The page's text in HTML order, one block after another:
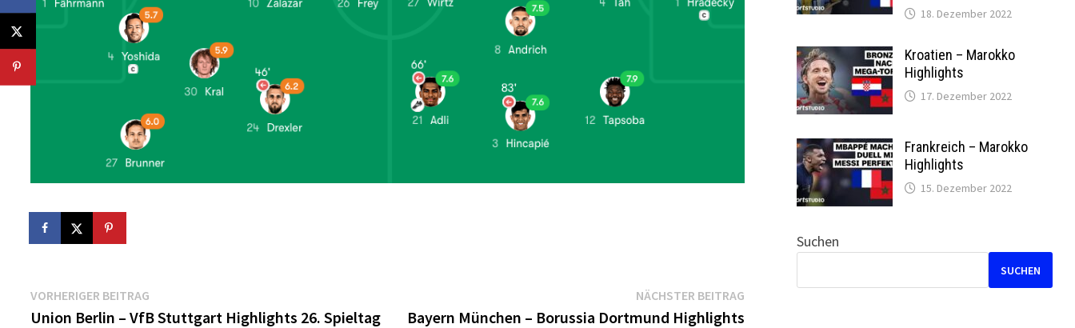
Beitragsnavigation
VORHERIGER BEITRAG
Beitrag:
Union Berlin – VfB Stuttgart Highlights 26. Spieltag
NÄCHSTER BEITRAGNächster
Beitrag:
Bayern München – Borussia Dortmund Highlights
18. Dezember 2022
Kroatien – Marokko
Highlights
17. Dezember 2022
Frankreich – Marokko
Highlights
15. Dezember 2022
Suchen
SUCHEN